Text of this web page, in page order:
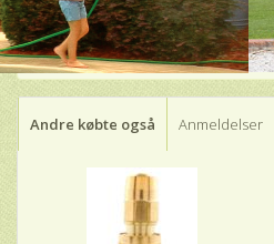
Andre købte også Anmeldelser